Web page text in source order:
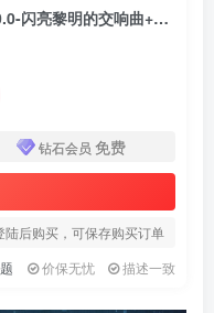
刀剑神域 碎梦边境|豪华中文|V1.4.0.0-闪亮黎明的交响曲+预购特典+季票+全DLC|解压即撸|
钻石会员 免费
后购买，可保存购买订单
价保无忧 描述一致